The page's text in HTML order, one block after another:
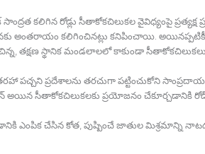
సాంద్రత కలిగిన రోడ్లు సీతాకోకచిలుకల వైవిధ్యంపై
అంతరాయం కలిగించినట్లు కనిపించాయి.
చిన్న, తక్షణ స్థానిక మండలాలలో కాకుండా
తరహా పచ్చని ప్రదేశాలను తరచుగా పట్టించుకోని
అయిన సీతాకోకచిలుకలకు ప్రయోజనం చేకూర్చడానికి
ఎంపిక చేసిన కోత, పుష్పించే జాతుల మిశ్రమాన్ని